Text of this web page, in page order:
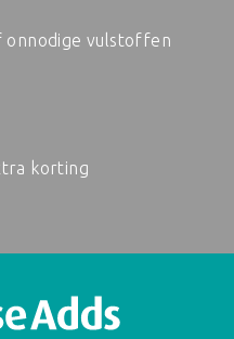
onnodige vulstoffen
korting